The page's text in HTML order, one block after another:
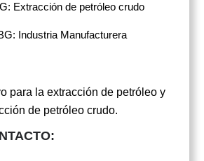
Extracción de petróleo crudo
Industria Manufacturera
para la extracción de petróleo y
de petróleo crudo.